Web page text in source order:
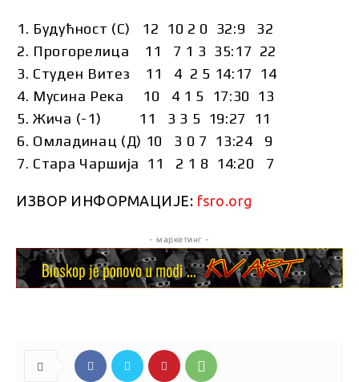
Будућност (С) 12 10 2 0 32:9 32
Прогорелицa 11 7 1 3 35:17 22
Студен Витез 11 4 2 5 14:17 14
Мусинa Рекa 10 4 1 5 17:30 13
Жичa (-1) 11 3 3 5 19:27 11
Омлaдинaц (Д) 10 3 0 7 13:24 9
Стaрa Чaршијa 11 2 1 8 14:20 7
ИЗВОР ИНФОРМАЦИЈЕ: fsro.org
- маркетинг -